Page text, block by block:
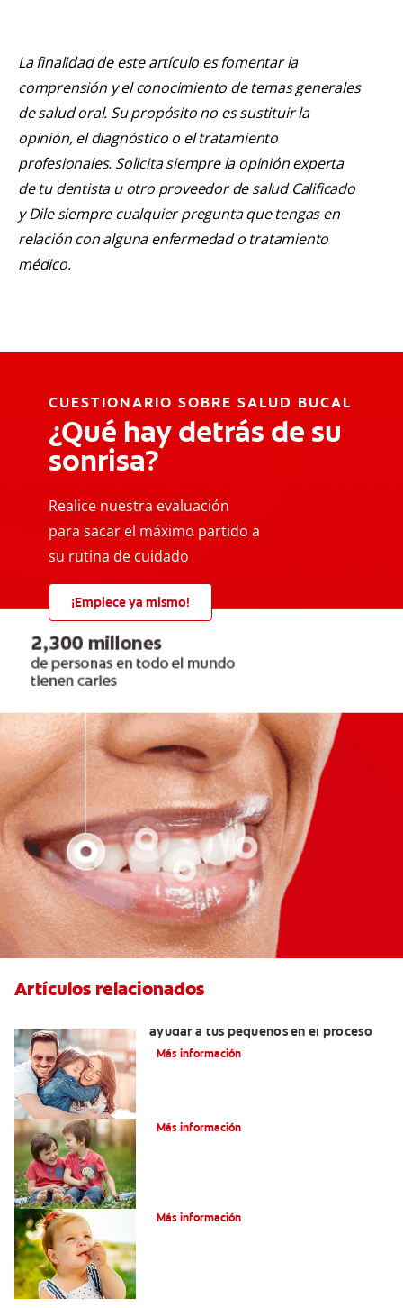
La finalidad de este artículo es fomentar la
comprensión y el conocimiento de temas generales
de salud oral. Su propósito no es sustituir la
opinión, el diagnóstico o el tratamiento
profesionales. Solicita siempre la opinión experta
de tu dentista u otro proveedor de salud Calificado
y Dile siempre cualquier pregunta que tengas en
relación con alguna enfermedad o tratamiento
médico.
CUESTIONARIO SOBRE SALUD BUCAL
¿Qué hay detrás de su
sonrisa?
Realice nuestra evaluación
para sacar el máximo partido a
su rutina de cuidado
¡Empiece ya mismo!
Artículos relacionados
ayudar a tus pequeños en el proceso
Más información
Más información
Más información